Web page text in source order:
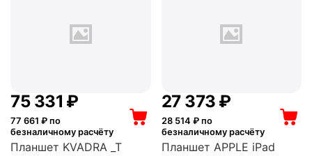
75 331 ₽
77 661 ₽ по
безналичному расчёту
Планшет KVADRA _T
27 373 ₽
28 514 ₽ по
безналичному расчёту
Планшет APPLE iPad